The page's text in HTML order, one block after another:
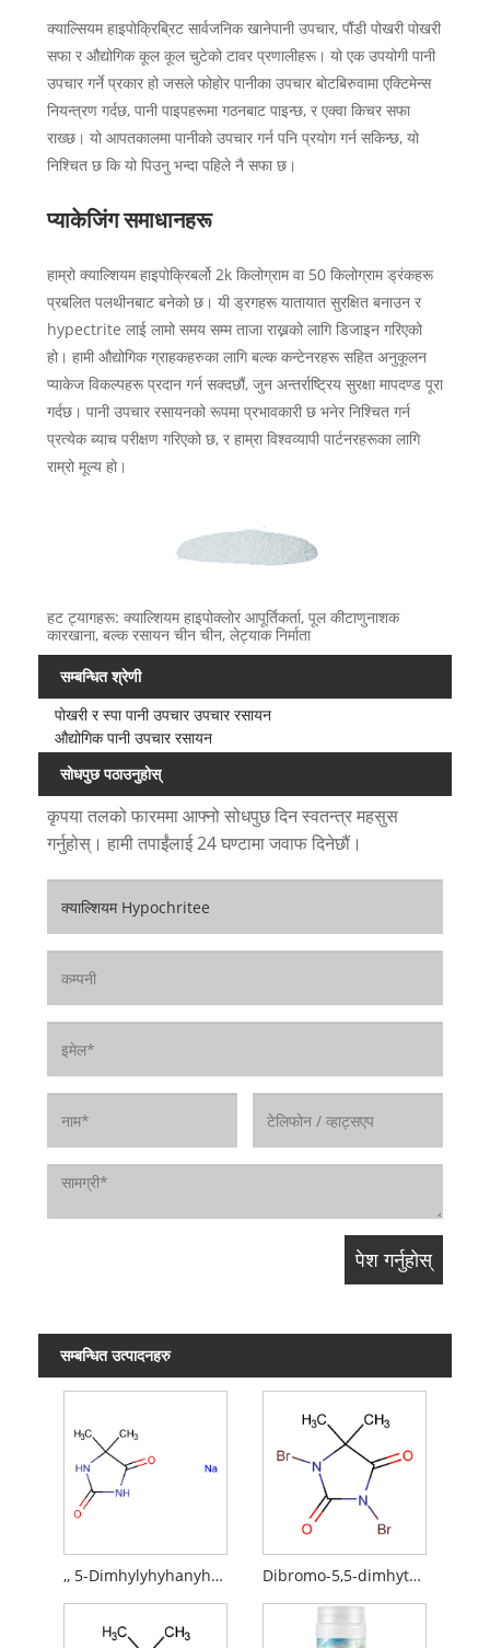
क्याल्सियम हाइपोक्रिब्रिट सार्वजनिक खानेपानी उपचार, पौंडी पोखरी पोखरी
सफा र औद्योगिक कूल कूल चुटेको टावर प्रणालीहरू। यो एक उपयोगी पानी
उपचार गर्ने प्रकार हो जसले फोहोर पानीका उपचार बोटबिरुवामा एक्टिमेन्स
नियन्त्रण गर्दछ, पानी पाइपहरूमा गठनबाट पाइन्छ, र एक्वा किचर सफा
राख्छ। यो आपतकालमा पानीको उपचार गर्न पनि प्रयोग गर्न सकिन्छ, यो
निश्चित छ कि यो पिउनु भन्दा पहिले नै सफा छ।
प्याकेजिंग समाधानहरू
हाम्रो क्याल्शियम हाइपोक्रिबर्लो 2k किलोग्राम वा 50 किलोग्राम ड्रंकहरू
प्रबलित पलथीनबाट बनेको छ। यी ड्रगहरू यातायात सुरक्षित बनाउन र
hypectrite लाई लामो समय सम्म ताजा राख्नको लागि डिजाइन गरिएको
हो। हामी औद्योगिक ग्राहकहरुका लागि बल्क कन्टेनरहरू सहित अनुकूलन
प्याकेज विकल्पहरू प्रदान गर्न सक्दछौं, जुन अन्तर्राष्ट्रिय सुरक्षा मापदण्ड पूरा
गर्दछ। पानी उपचार रसायनको रूपमा प्रभावकारी छ भनेर निश्चित गर्न
प्रत्येक ब्याच परीक्षण गरिएको छ, र हाम्रा विश्वव्यापी पार्टनरहरूका लागि
राम्रो मूल्य हो।
हट ट्यागहरू: क्याल्शियम हाइपोक्लोर आपूर्तिकर्ता, पूल कीटाणुनाशक
कारखाना, बल्क रसायन चीन चीन, लेट्याक निर्माता
सम्बन्धित श्रेणी
पोखरी र स्पा पानी उपचार उपचार रसायन
औद्योगिक पानी उपचार रसायन
सोधपुछ पठाउनुहोस्
कृपया तलको फारममा आफ्नो सोधपुछ दिन स्वतन्त्र महसुस
गर्नुहोस्। हामी तपाईंलाई 24 घण्टामा जवाफ दिनेछौं।
सम्बन्धित उत्पादनहरु
,, 5-Dimhylyhyhanyhaneoin sodium नुन Dibromo-5,5-dimhythyhyhanyneinoin